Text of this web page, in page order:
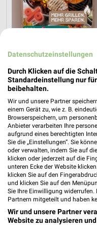
0,1
Angebote ab 03.08.
Gültig bis Sa. 08.08.
REWE
Datenschutzeinstellungen
Durch Klicken auf die
Standardeinstellung nur
beibehalten.
Wir und unsere Partner
einem Gerät zu, wie z. B.
Browserspeichern, um
Anbieter verarbeiten Ihre
aufgrund eines berechtigten
Sie die „Einstellungen“. Sie
oder verwalten, indem Sie auf
klicken oder jederzeit auf die
unteren Ecke der Website
klicken Sie auf den
und klicken Sie auf den
Sie Ihre Einwilligung widerrufen.
Partnern mitgeteilt und haben
Wir und unsere Partner
Website zu analysieren